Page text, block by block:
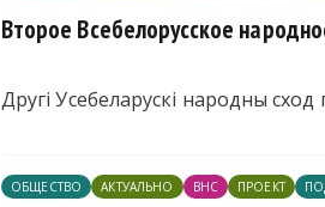
Второе Всебелорусское
Другі Усебеларускі народны
ОБЩЕСТВО АКТУАЛЬНО ВНС ПРОЕКТ